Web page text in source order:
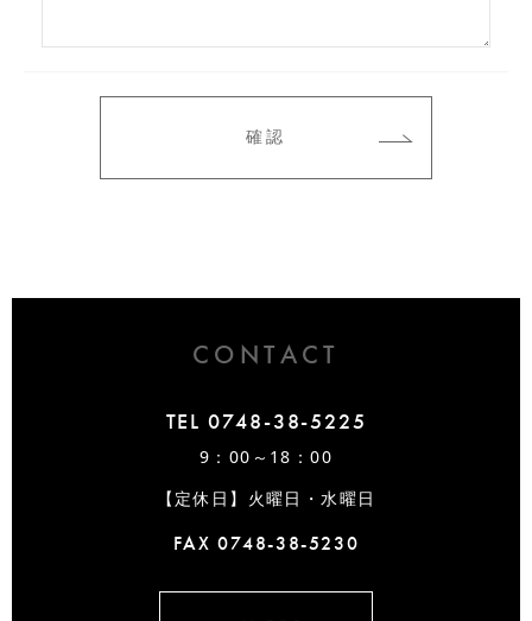
CONTACT
TEL 0748-38-5225
9：00～18：00
【定休日】火曜日・水曜日
FAX 0748-38-5230